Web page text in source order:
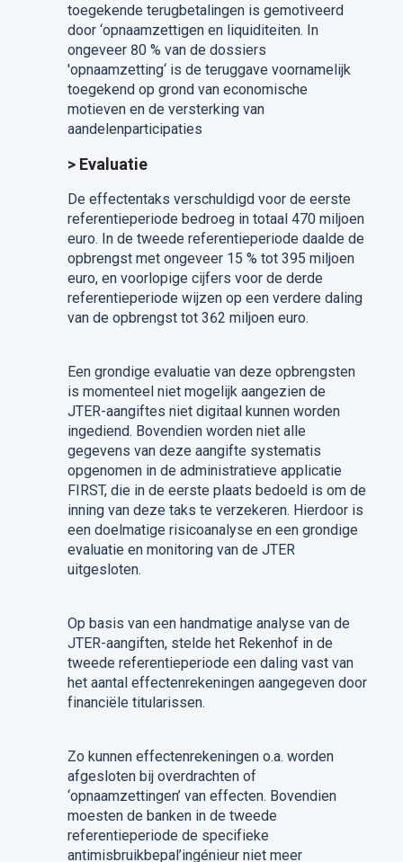
toegekende terugbetalingen is gemotiveerd
door ‘opnaamzettigen en liquiditeiten. In
ongeveer 80 % van de dossiers
'opnaamzetting‘ is de teruggave voornamelijk
toegekend op grond van economische
motieven en de versterking van
aandelenparticipaties
> Evaluatie
De effectentaks verschuldigd voor de eerste
referentieperiode bedroeg in totaal 470 miljoen
euro. In de tweede referentieperiode daalde de
opbrengst met ongeveer 15 % tot 395 miljoen
euro, en voorlopige cijfers voor de derde
referentieperiode wijzen op een verdere daling
van de opbrengst tot 362 miljoen euro.
Een grondige evaluatie van deze opbrengsten
is momenteel niet mogelijk aangezien de
JTER-aangiftes niet digitaal kunnen worden
ingediend. Bovendien worden niet alle
gegevens van deze aangifte systematis
opgenomen in de administratieve applicatie
FIRST, die in de eerste plaats bedoeld is om de
inning van deze taks te verzekeren. Hierdoor is
een doelmatige risicoanalyse en een grondige
evaluatie en monitoring van de JTER
uitgesloten.
Op basis van een handmatige analyse van de
JTER-aangiften, stelde het Rekenhof in de
tweede referentieperiode een daling vast van
het aantal effectenrekeningen aangegeven door
financiële titularissen.
Zo kunnen effectenrekeningen o.a. worden
afgesloten bij overdrachten of
‘opnaamzettingen’ van effecten. Bovendien
moesten de banken in de tweede
referentieperiode de specifieke
antimisbruikbepal’ingénieur niet meer